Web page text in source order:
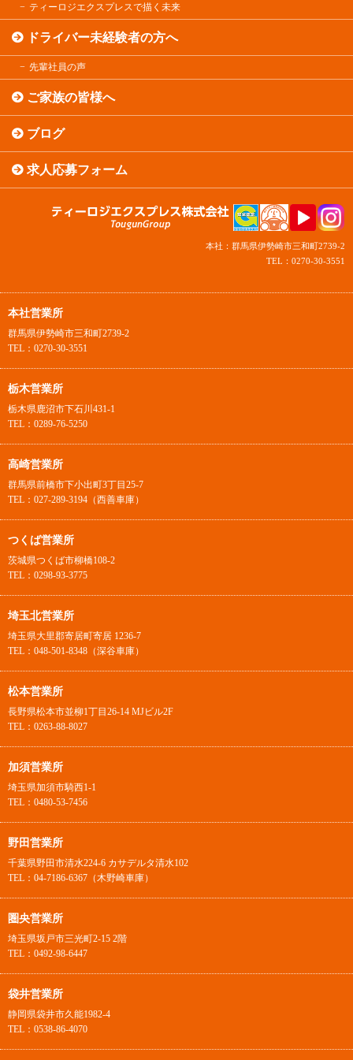
ティーロジエクスプレスで描く未来
ドライバー未経験者の方へ
先輩社員の声
ご家族の皆様へ
ブログ
求人応募フォーム
本社：群馬県伊勢崎市三和町2739-2
TEL：0270-30-3551
本社営業所
群馬県伊勢崎市三和町2739-2
TEL：0270-30-3551
栃木営業所
栃木県鹿沼市下石川431-1
TEL：0289-76-5250
高崎営業所
群馬県前橋市下小出町3丁目25-7
TEL：027-289-3194（西善車庫）
つくば営業所
茨城県つくば市柳橋108-2
TEL：0298-93-3775
埼玉北営業所
埼玉県大里郡寄居町寄居 1236-7
TEL：048-501-8348（深谷車庫）
松本営業所
長野県松本市並柳1丁目26-14 MJビル2F
TEL：0263-88-8027
加須営業所
埼玉県加須市騎西1-1
TEL：0480-53-7456
野田営業所
千葉県野田市清水224-6 カサデルタ清水102
TEL：04-7186-6367（木野崎車庫）
圏央営業所
埼玉県坂戸市三光町2-15 2階
TEL：0492-98-6447
袋井営業所
静岡県袋井市久能1982-4
TEL：0538-86-4070